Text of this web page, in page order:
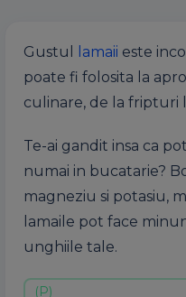
Gustul lamaii este
poate fi folosita la
culinare, de la fripturi
Te-ai gandit insa ca
numai in bucatarie?
magneziu si potasiu,
lamaile pot face
unghiile tale.